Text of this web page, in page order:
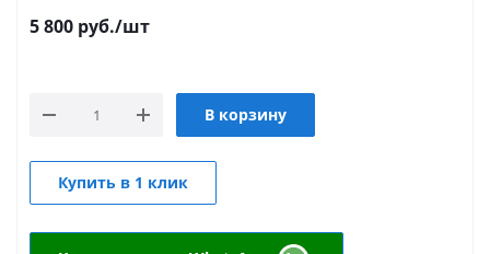
5 800 руб./шт
В корзину
Купить в 1 клик